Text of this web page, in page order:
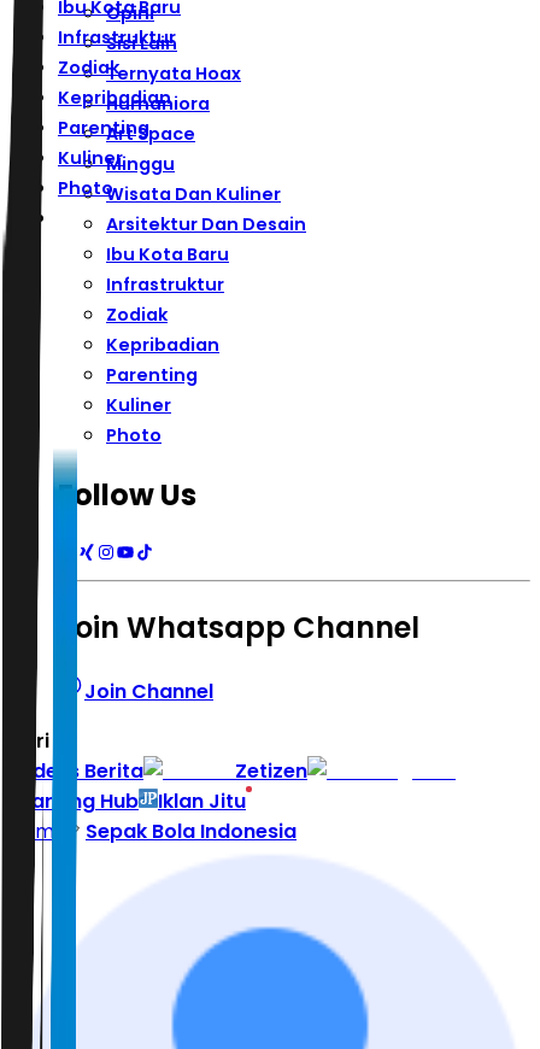
Ibu Kota Baru
Infrastruktur
Zodiak
Kepribadian
Parenting
Kuliner
Photo
Opini
Sisi Lain
Ternyata Hoax
Humaniora
Art Space
Minggu
Wisata Dan Kuliner
Arsitektur Dan Desain
Ibu Kota Baru
Infrastruktur
Zodiak
Kepribadian
Parenting
Kuliner
Photo
Follow Us
Join Whatsapp Channel
Join Channel
Hari ini
Indeks Berita
Zetizen
Learning Hub
Iklan Jitu
Home
Sepak Bola Indonesia